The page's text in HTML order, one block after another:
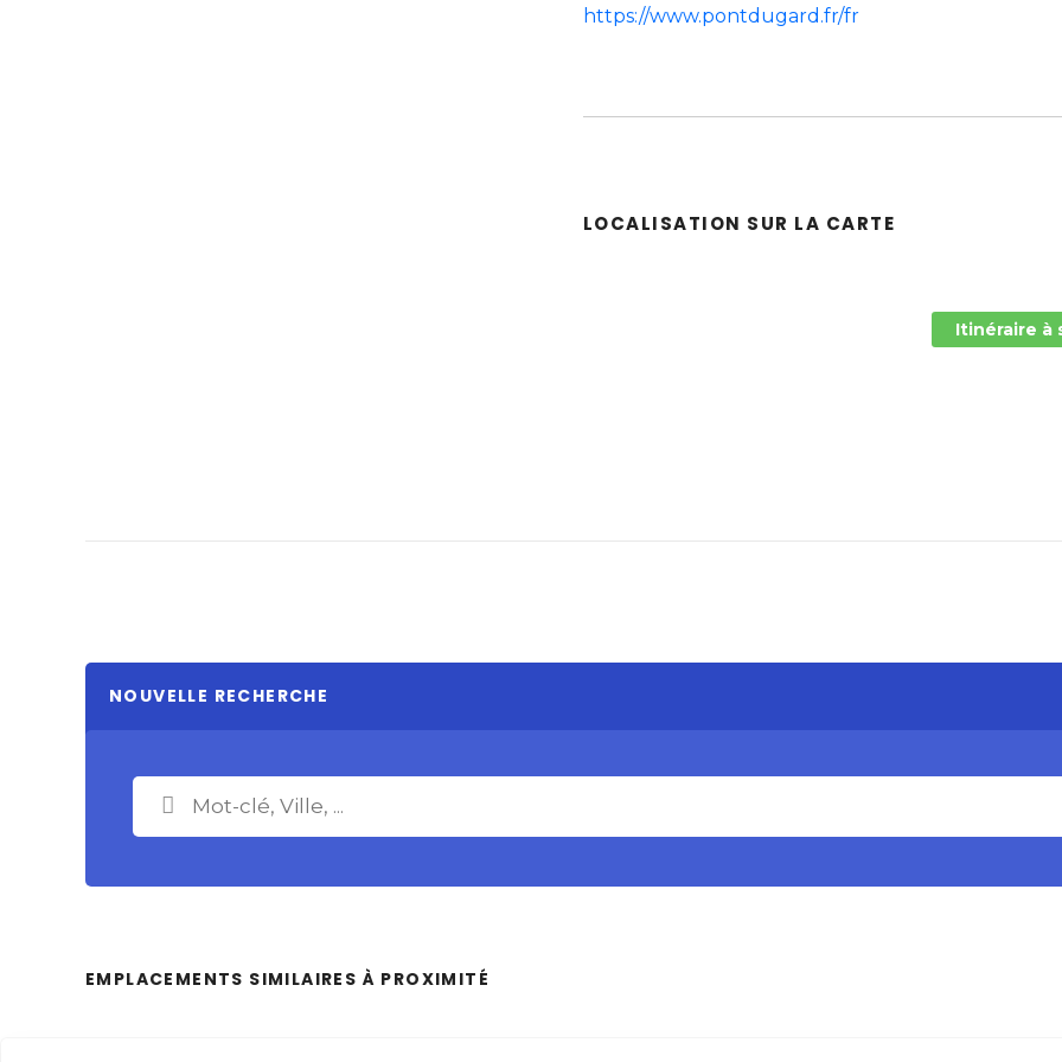
https://www.pontdugard.fr/fr
LOCALISATION SUR LA CARTE
Itinéraire à
NOUVELLE RECHERCHE
EMPLACEMENTS SIMILAIRES À PROXIMITÉ